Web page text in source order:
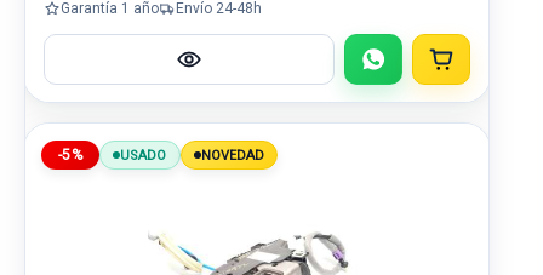
Garantía 1 año Envío 24-48h
-5% USADO NOVEDAD